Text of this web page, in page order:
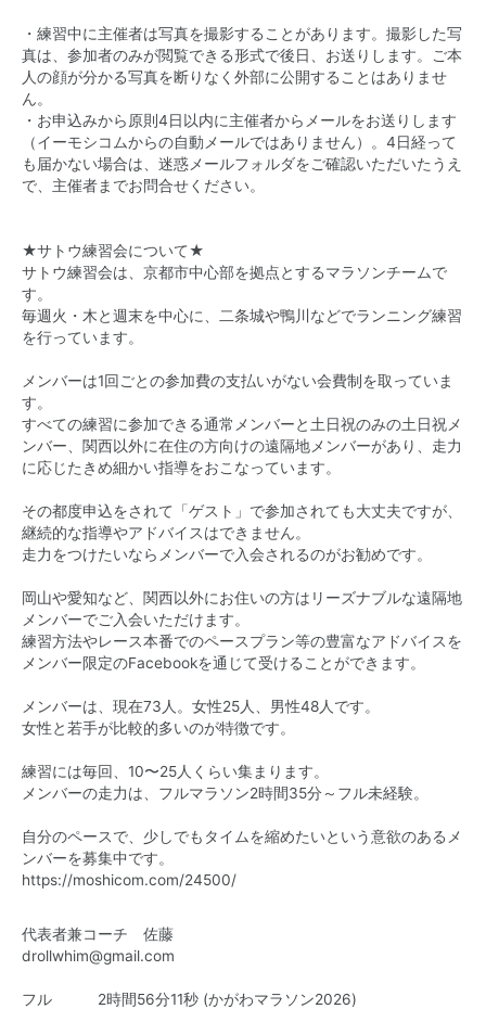
・練習中に主催者は写真を撮影することがあります。撮影した写
真は、参加者のみが閲覧できる形式で後日、お送りします。ご本
人の顔が分かる写真を断りなく外部に公開することはありませ
ん。
・お申込みから原則4日以内に主催者からメールをお送りします
（イーモシコムからの自動メールではありません）。4日経って
も届かない場合は、迷惑メールフォルダをご確認いただいたうえ
で、主催者までお問合せください。
★サトウ練習会について★
サトウ練習会は、京都市中心部を拠点とするマラソンチームで
す。
毎週火・木と週末を中心に、二条城や鴨川などでランニング練習
を行っています。
メンバーは1回ごとの参加費の支払いがない会費制を取っていま
す。
すべての練習に参加できる通常メンバーと土日祝のみの土日祝メ
ンバー、関西以外に在住の方向けの遠隔地メンバーがあり、走力
に応じたきめ細かい指導をおこなっています。
その都度申込をされて「ゲスト」で参加されても大丈夫ですが、
継続的な指導やアドバイスはできません。
走力をつけたいならメンバーで入会されるのがお勧めです。
岡山や愛知など、関西以外にお住いの方はリーズナブルな遠隔地
メンバーでご入会いただけます。
練習方法やレース本番でのペースプラン等の豊富なアドバイスを
メンバー限定のFacebookを通じて受けることができます。
メンバーは、現在73人。女性25人、男性48人です。
女性と若手が比較的多いのが特徴です。
練習には毎回、10〜25人くらい集まります。
メンバーの走力は、フルマラソン2時間35分～フル未経験。
自分のペースで、少しでもタイムを縮めたいという意欲のあるメ
ンバーを募集中です。
https://moshicom.com/24500/
代表者兼コーチ 佐藤
drollwhim@gmail.com
フル 2時間56分11秒 (かがわマラソン2026)